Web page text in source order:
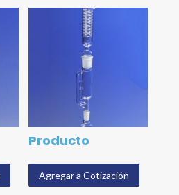
Producto
Agregar a Cotización